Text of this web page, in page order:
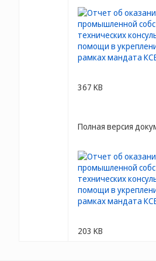
367 KB
Полная версия
203 KB